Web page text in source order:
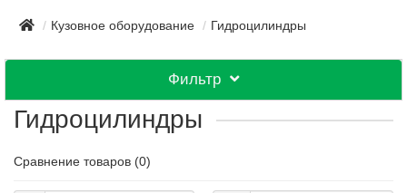
Кузовное оборудование Гидроцилиндры
Фильтр
Гидроцилиндры
Сравнение товаров (0)